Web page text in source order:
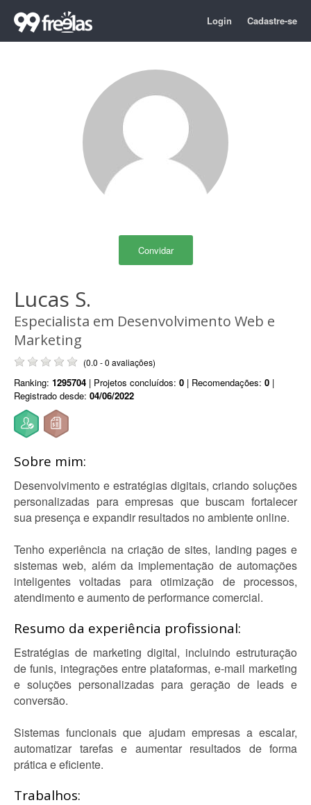
Login Cadastre-se
Convidar
Lucas S.
Especialista em Desenvolvimento Web e
Marketing
(0.0 - 0 avaliações)
Ranking: 1295704 | Projetos concluídos: 0 | Recomendações: 0 |
Registrado desde: 04/06/2022
Sobre mim:
Desenvolvimento e estratégias digitais, criando soluções
personalizadas para empresas que buscam fortalecer
sua presença e expandir resultados no ambiente online.
Tenho experiência na criação de sites, landing pages e
sistemas web, além da implementação de automações
inteligentes voltadas para otimização de processos,
atendimento e aumento de performance comercial.
Resumo da experiência profissional:
Estratégias de marketing digital, incluindo estruturação
de funis, integrações entre plataformas, e-mail marketing
e soluções personalizadas para geração de leads e
conversão.
Sistemas funcionais que ajudam empresas a escalar,
automatizar tarefas e aumentar resultados de forma
prática e eficiente.
Trabalhos: